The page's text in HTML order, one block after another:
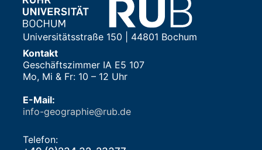
Universitätsstraße 150 | 44801 Bochum
Kontakt
Geschäftszimmer IA E5 107
Mo, Mi & Fr: 10 – 12 Uhr
E-Mail:
info-geographie@rub.de
Telefon: